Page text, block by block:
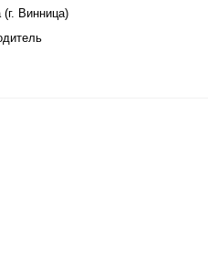
(г. Винница)